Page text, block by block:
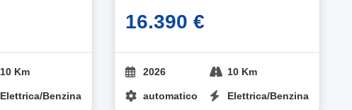
10 Km
Elettrica/Benzina
16.390 €
2026 10 Km
automatico Elettrica/Benzina